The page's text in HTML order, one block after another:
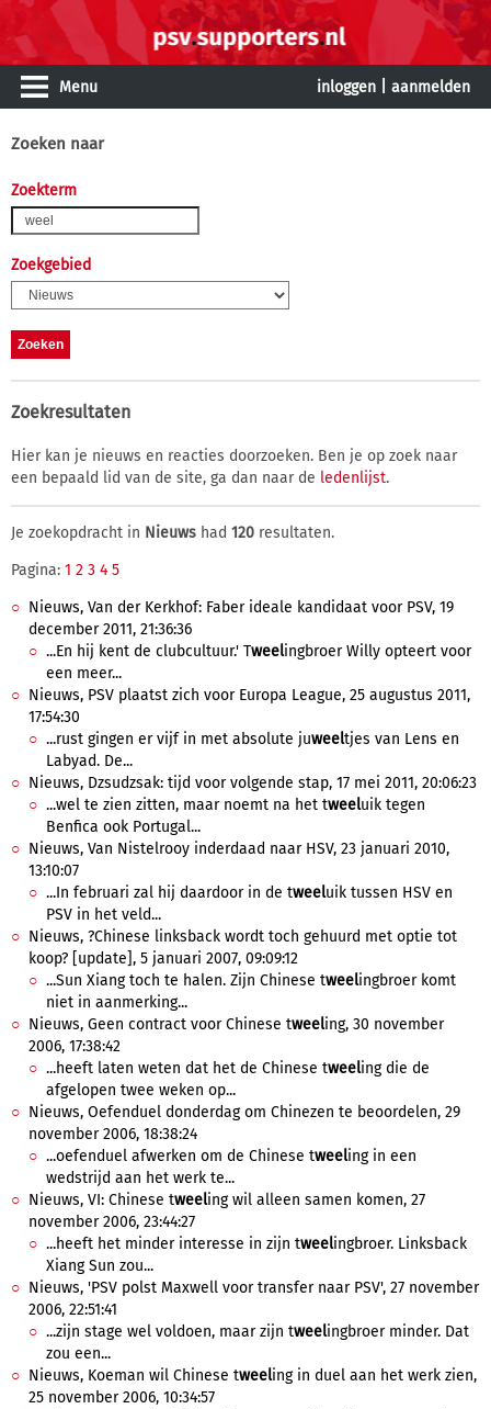
Menu inloggen aanmelden
Zoeken naar
Zoekterm
Zoekgebied
Zoekresultaten
Hier kan je nieuws en reacties doorzoeken. Ben je op zoek naar
een bepaald lid van de site, ga dan naar de ledenlijst.
Je zoekopdracht in Nieuws had 120 resultaten.
Pagina: 1 2 3 4 5
Nieuws, Van der Kerkhof: Faber ideale kandidaat voor PSV, 19
december 2011, 21:36:36
...En hij kent de clubcultuur.' Tweelingbroer Willy opteert voor
een meer...
Nieuws, PSV plaatst zich voor Europa League, 25 augustus 2011,
17:54:30
...rust gingen er vijf in met absolute juweeltjes van Lens en
Labyad. De...
Nieuws, Dzsudzsak: tijd voor volgende stap, 17 mei 2011, 20:06:23
...wel te zien zitten, maar noemt na het tweeluik tegen
Benfica ook Portugal...
Nieuws, Van Nistelrooy inderdaad naar HSV, 23 januari 2010,
13:10:07
...In februari zal hij daardoor in de tweeluik tussen HSV en
PSV in het veld...
Nieuws, ?Chinese linksback wordt toch gehuurd met optie tot
koop? [update], 5 januari 2007, 09:09:12
...Sun Xiang toch te halen. Zijn Chinese tweelingbroer komt
niet in aanmerking...
Nieuws, Geen contract voor Chinese tweeling, 30 november
2006, 17:38:42
...heeft laten weten dat het de Chinese tweeling die de
afgelopen twee weken op...
Nieuws, Oefenduel donderdag om Chinezen te beoordelen, 29
november 2006, 18:38:24
...oefenduel afwerken om de Chinese tweeling in een
wedstrijd aan het werk te...
Nieuws, VI: Chinese tweeling wil alleen samen komen, 27
november 2006, 23:44:27
...heeft het minder interesse in zijn tweelingbroer. Linksback
Xiang Sun zou...
Nieuws, 'PSV polst Maxwell voor transfer naar PSV', 27 november
2006, 22:51:41
...zijn stage wel voldoen, maar zijn tweelingbroer minder. Dat
zou een...
Nieuws, Koeman wil Chinese tweeling in duel aan het werk zien,
25 november 2006, 10:34:57